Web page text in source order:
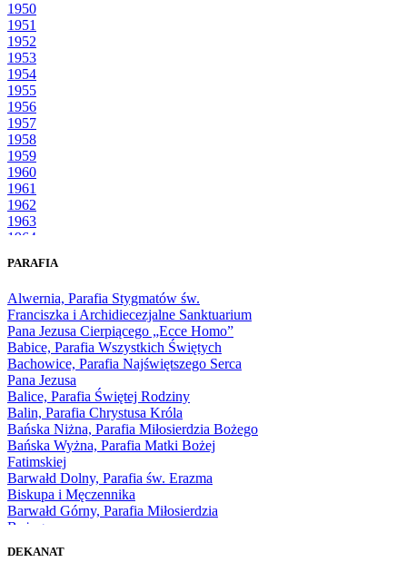
1950
1951
1952
1953
1954
1955
1956
1957
1958
1959
1960
1961
1962
1963
1964
1966
1968
1969
1970
1971
1972
1973
1974
1975
1976
1977
1978
1979
1980
1981
1983
PARAFIA
Alwernia, Parafia Stygmatów św.
Franciszka i Archidiecezjalne Sanktuarium
Pana Jezusa Cierpiącego „Ecce Homo”
Babice, Parafia Wszystkich Świętych
Bachowice, Parafia Najświętszego Serca
Pana Jezusa
Balice, Parafia Świętej Rodziny
Balin, Parafia Chrystusa Króla
Bańska Niżna, Parafia Miłosierdzia Bożego
Bańska Wyżna, Parafia Matki Bożej
Fatimskiej
Barwałd Dolny, Parafia św. Erazma
Biskupa i Męczennika
Barwałd Górny, Parafia Miłosierdzia
Bożego
Bęczarka, Parafia Matki Boskiej
DEKANAT